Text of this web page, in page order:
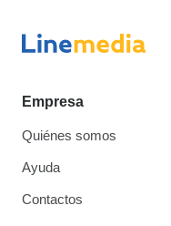
Empresa
Quiénes somos
Ayuda
Contactos